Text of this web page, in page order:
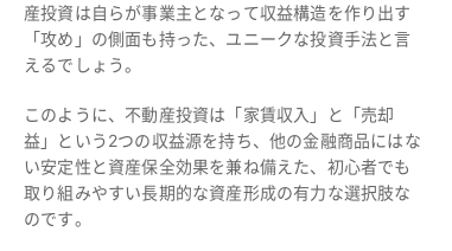
産投資は自らが事業主となって収益構造を作り出す
「攻め」の側面も持った、ユニークな投資手法と言
えるでしょう。
このように、不動産投資は「家賃収入」と「売却
益」という2つの収益源を持ち、他の金融商品にはな
い安定性と資産保全効果を兼ね備えた、初心者でも
取り組みやすい長期的な資産形成の有力な選択肢な
のです。